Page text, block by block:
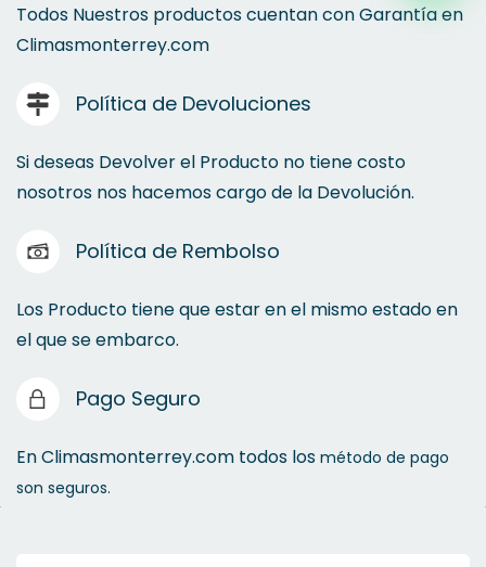
Purificadores de Agua
Todos Nuestros productos cuentan con Garantía en
Climasmonterrey.com
Política de Devoluciones
Si deseas Devolver el Producto no tiene costo
nosotros nos hacemos cargo de la Devolución.
Política de Rembolso
Los Producto tiene que estar en el mismo estado en
el que se embarco.
Pago Seguro
En Climasmonterrey.com todos los método de pago
son seguros.